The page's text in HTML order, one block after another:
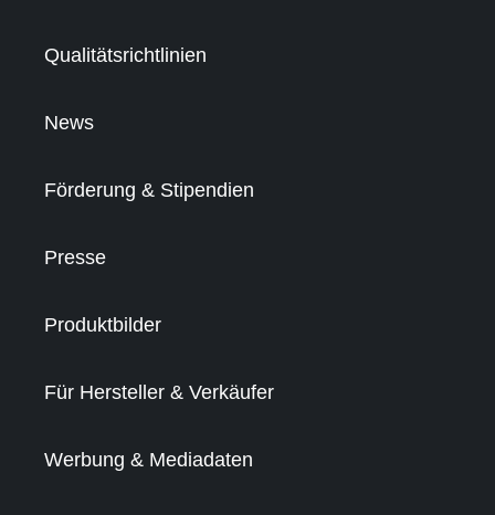
Qualitätsrichtlinien
News
Förderung & Stipendien
Presse
Produktbilder
Für Hersteller & Verkäufer
Werbung & Mediadaten